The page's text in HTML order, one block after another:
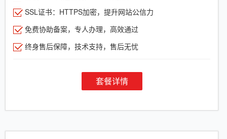
SSL证书：HTTPS加密，提升网站公信力
免费协助备案，专人办理，高效通过
终身售后保障，技术支持，售后无忧
套餐详情